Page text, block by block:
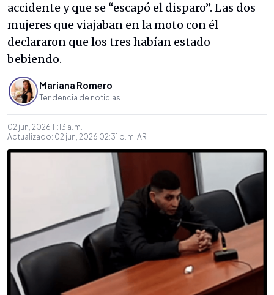
accidente y que se “escapó el disparo”. Las dos
mujeres que viajaban en la moto con él
declararon que los tres habían estado
bebiendo.
Mariana Romero
Tendencia de noticias
02 jun, 2026 11:13 a. m.
Actualizado: 02 jun, 2026 02:31 p. m. AR